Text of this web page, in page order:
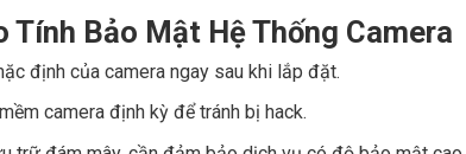
Tính Bảo Mật Hệ Thống Camera
định của camera ngay sau khi lắp đặt.
camera định kỳ để tránh bị hack.